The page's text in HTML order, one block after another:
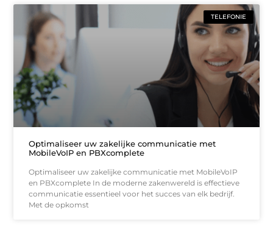
TELEFONIE
Optimaliseer uw zakelijke communicatie met
MobileVoIP en PBXcomplete
Optimaliseer uw zakelijke communicatie met MobileVoIP
en PBXcomplete In de moderne zakenwereld is effectieve
communicatie essentieel voor het succes van elk bedrijf.
Met de opkomst